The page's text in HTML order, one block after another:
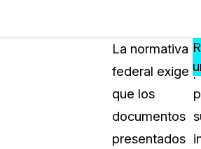
PreciosRecursos
Y
CREZCA
CON
La normativa
federal exige
que los
documentos
presentados